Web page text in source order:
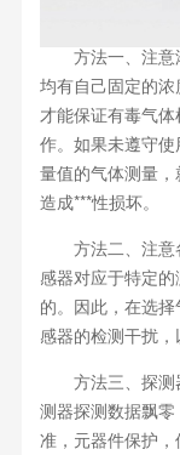
方法一、注意
均有自己固定的浓
才能保证有毒气
作。如果未遵守
量值的气体测量
造成***性损坏。
方法二、注意
感器对应于特定
的。因此，在选
感器的检测干扰，
方法三、探测
测器探测数据飘
准，元器件保护，